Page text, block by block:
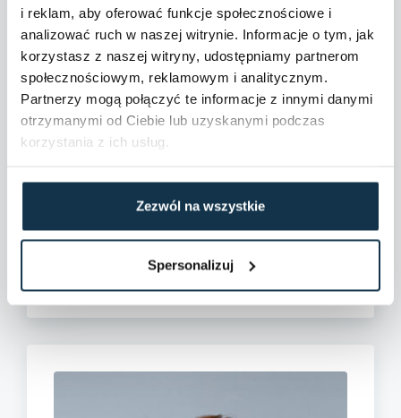
i reklam, aby oferować funkcje społecznościowe i
analizować ruch w naszej witrynie. Informacje o tym, jak
korzystasz z naszej witryny, udostępniamy partnerom
społecznościowym, reklamowym i analitycznym.
Partnerzy mogą połączyć te informacje z innymi danymi
otrzymanymi od Ciebie lub uzyskanymi podczas
korzystania z ich usług.
Zezwól na wszystkie
Spersonalizuj
Dane szczegółowe
Wydane warunki zabudowy: Tak
Plan miejscowy: Brak planu miejscowego
Dostępne w okolicy:
Apteka
Droga dojazdowa: Polna droga
Autobus